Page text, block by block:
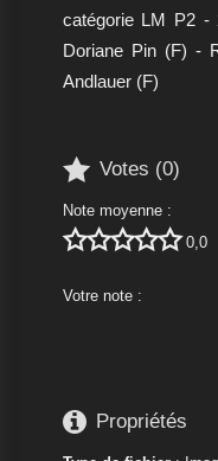
catégorie LM P2
Doriane Pin (F) -
Andlauer (F)
 Votes (0)
Note moyenne :
 0,0
Votre note :
 Propriétés